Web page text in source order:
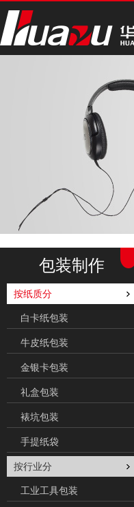
包装制作
按纸质分
白卡纸包装
牛皮纸包装
金银卡包装
礼盒包装
裱坑包装
手提纸袋
按行业分
工业工具包装